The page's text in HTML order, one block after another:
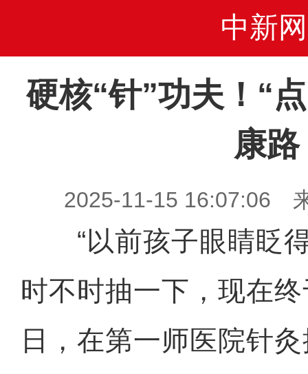
中新网
硬核“针”功夫！“
康路
2025-11-15 16:07:06
“以前孩子眼睛眨得
时不时抽一下，现在
日，在第一师医院针